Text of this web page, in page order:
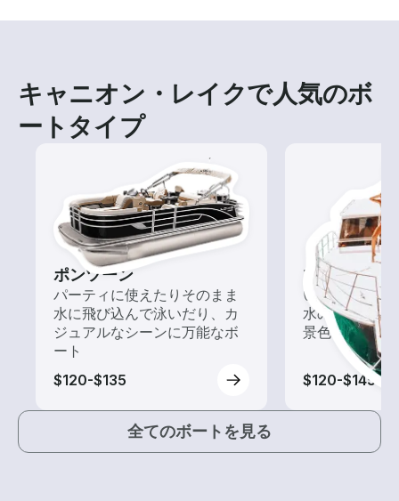
キャニオン・レイクで人気のボ
ートタイプ
ポンツーン
パーティに使えたりそのまま
水に飛び込んで泳いだり、カ
ジュアルなシーンに万能なボ
ート
$120-$135
ツアー
いろんな再発
水の上から眺
景色を楽しも
$120-$145
全てのボートを見る